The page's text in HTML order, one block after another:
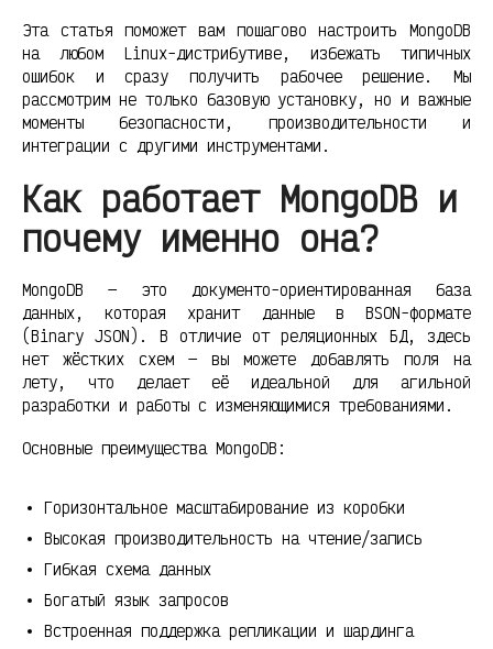
Эта статья поможет вам пошагово настроить MongoDB
на любом Linux-дистрибутиве, избежать типичных
ошибок и сразу получить рабочее решение. Мы
рассмотрим не только базовую установку, но и важные
моменты безопасности, производительности и
интеграции с другими инструментами.
Как работает MongoDB и
почему именно она?
MongoDB — это документо-ориентированная база
данных, которая хранит данные в BSON-формате
(Binary JSON). В отличие от реляционных БД, здесь
нет жёстких схем — вы можете добавлять поля на
лету, что делает её идеальной для агильной
разработки и работы с изменяющимися требованиями.
Основные преимущества MongoDB:
Горизонтальное масштабирование из коробки
Высокая производительность на чтение/запись
Гибкая схема данных
Богатый язык запросов
Встроенная поддержка репликации и шардинга